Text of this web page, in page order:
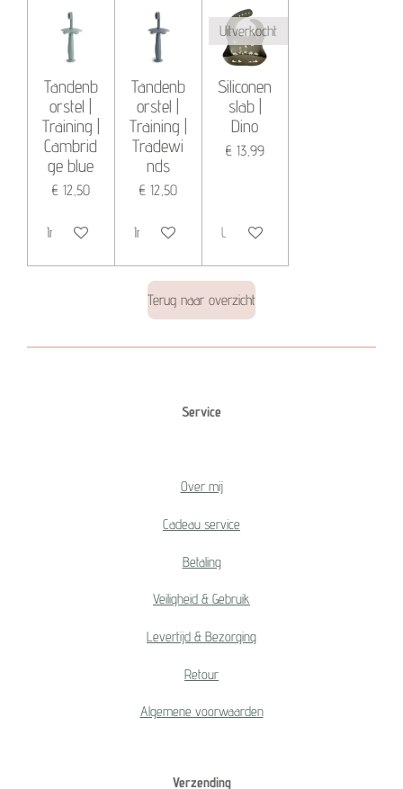
Tandenb
orstel |
Training |
Cambrid
ge blue
€ 12,50
In winkelwagen
Tandenb
orstel |
Training |
Tradewi
nds
€ 12,50
In winkelwagen
Uitverkocht
Siliconen
slab |
Dino
€ 13,99
Uitverkocht
Terug naar overzicht
Service
Over mij
Cadeau service
Betaling
Veiligheid & Gebruik
Levertijd & Bezorging
Retour
Algemene voorwaarden
Verzending